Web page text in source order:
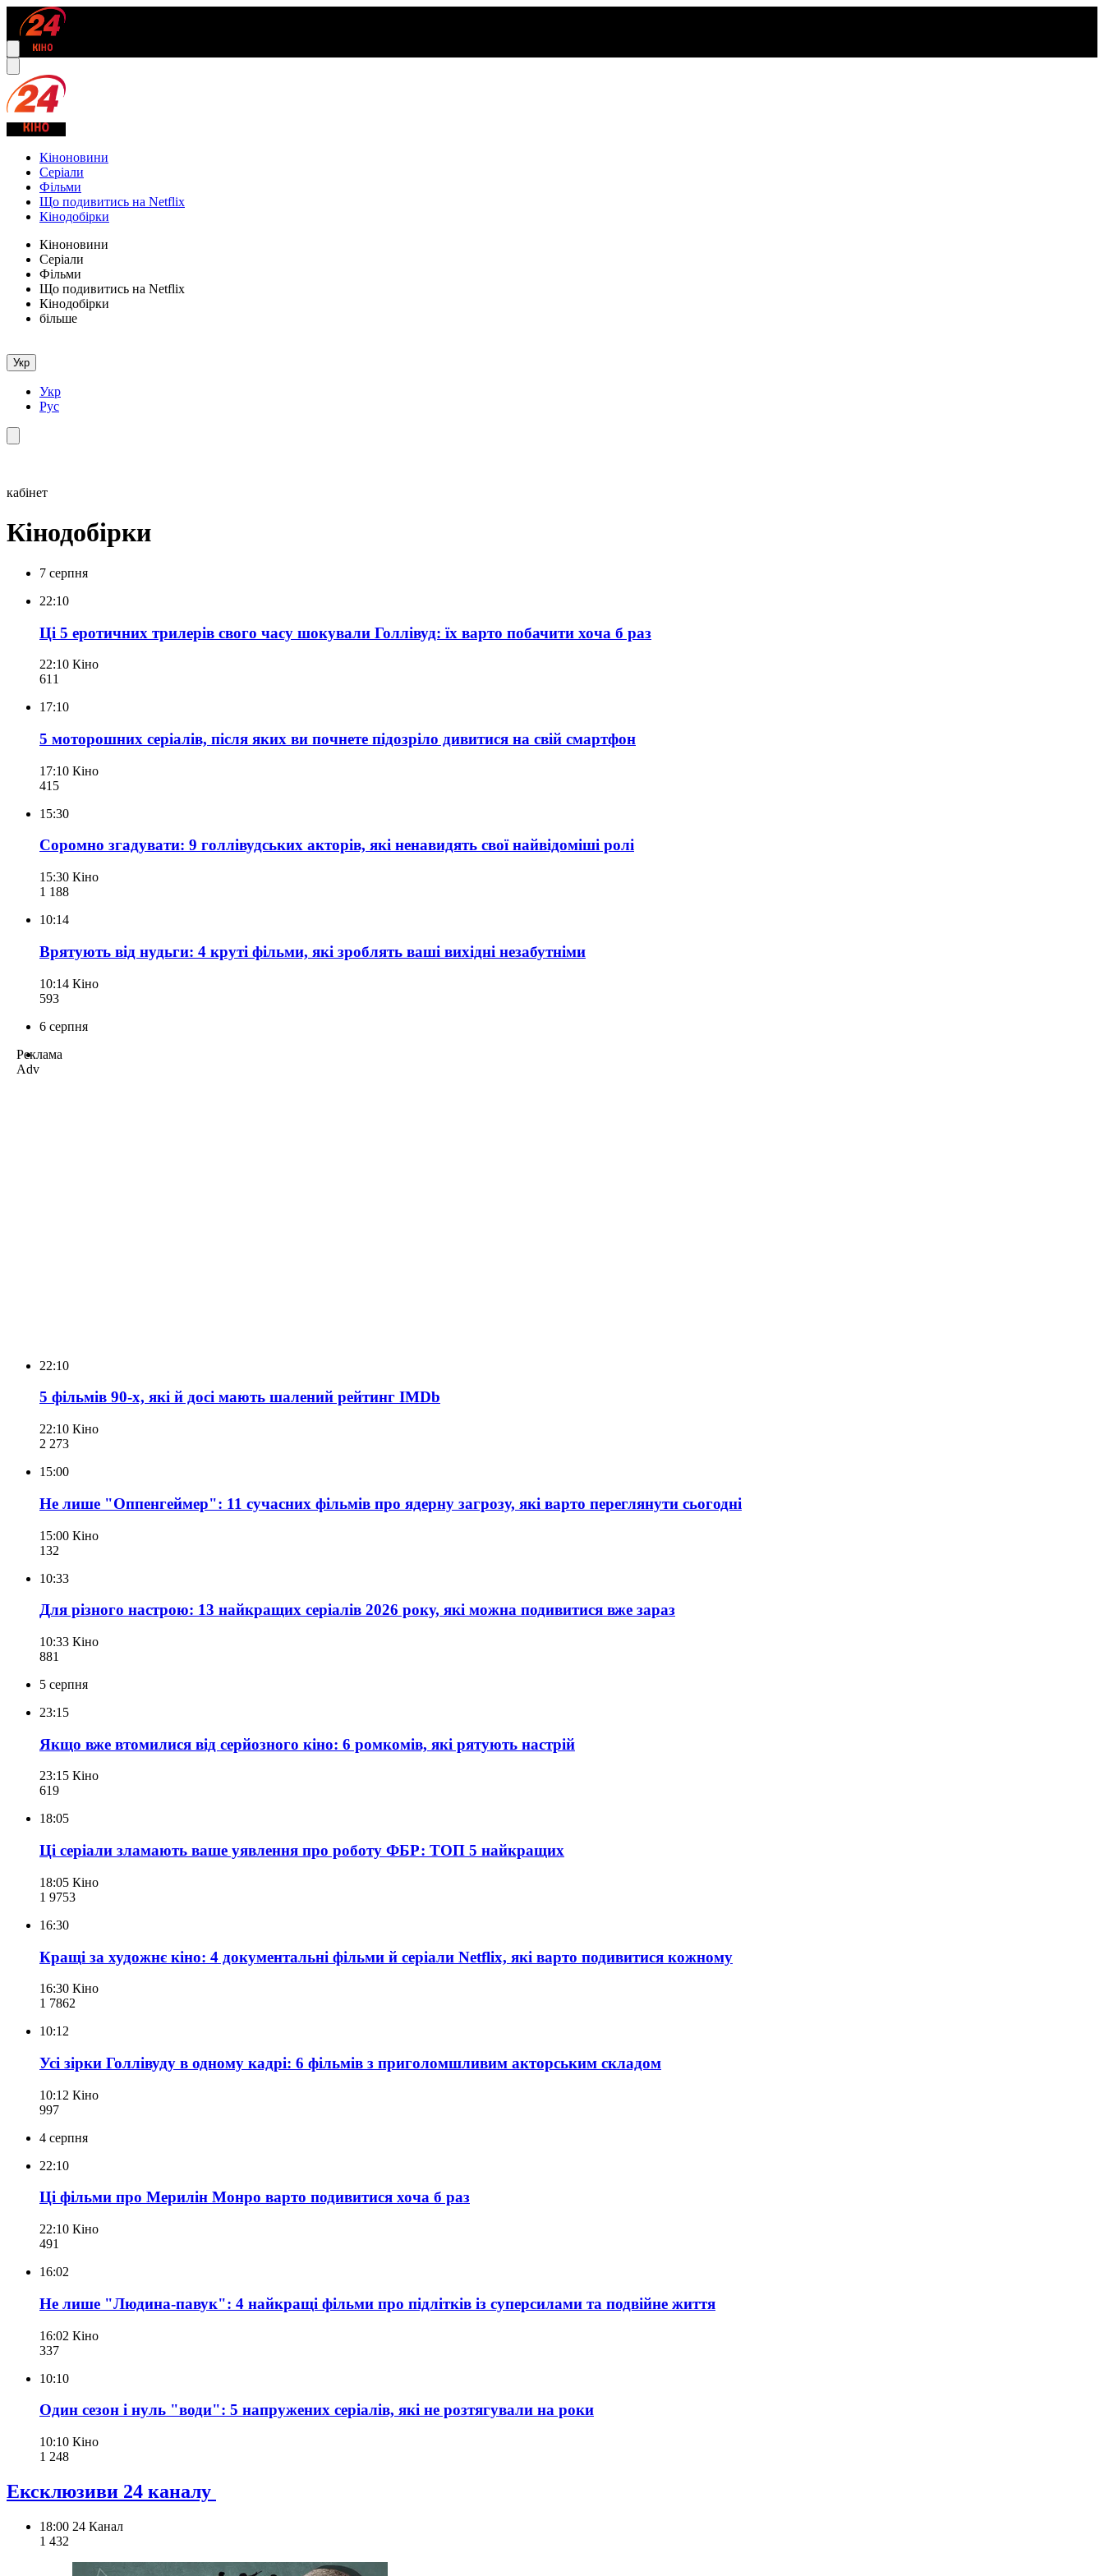
Кіноновини
Серіали
Фільми
Що подивитись на Netflix
Кінодобірки
Кіноновини
Серіали
Фільми
Що подивитись на Netflix
Кінодобірки
більше
Укр
Укр
Рус
кабінет
Кінодобірки
7 серпня
22:10
Ці 5 еротичних трилерів свого часу шокували Голлівуд: їх варто побачити хоча б раз
22:10 Кіно
611
17:10
5 моторошних серіалів, після яких ви почнете підозріло дивитися на свій смартфон
17:10 Кіно
415
15:30
Соромно згадувати: 9 голлівудських акторів, які ненавидять свої найвідоміші ролі
15:30 Кіно
1 188
10:14
Врятують від нудьги: 4 круті фільми, які зроблять ваші вихідні незабутніми
10:14 Кіно
593
6 серпня
Реклама
Adv
22:10
5 фільмів 90-х, які й досі мають шалений рейтинг IMDb
22:10 Кіно
2 273
15:00
Не лише "Оппенгеймер": 11 сучасних фільмів про ядерну загрозу, які варто переглянути сьогодні
15:00 Кіно
132
10:33
Для різного настрою: 13 найкращих серіалів 2026 року, які можна подивитися вже зараз
10:33 Кіно
881
5 серпня
23:15
Якщо вже втомилися від серйозного кіно: 6 ромкомів, які рятують настрій
23:15 Кіно
619
18:05
Ці серіали зламають ваше уявлення про роботу ФБР: ТОП 5 найкращих
18:05 Кіно
1 9753
16:30
Кращі за художнє кіно: 4 документальні фільми й серіали Netflix, які варто подивитися кожному
16:30 Кіно
1 7862
10:12
Усі зірки Голлівуду в одному кадрі: 6 фільмів з приголомшливим акторським складом
10:12 Кіно
997
4 серпня
22:10
Ці фільми про Мерилін Монро варто подивитися хоча б раз
22:10 Кіно
491
16:02
Не лише "Людина-павук": 4 найкращі фільми про підлітків із суперсилами та подвійне життя
16:02 Кіно
337
10:10
Один сезон і нуль "води": 5 напружених серіалів, які не розтягували на роки
10:10 Кіно
1 248
Ексклюзиви 24 каналу
18:00 24 Канал
1 432